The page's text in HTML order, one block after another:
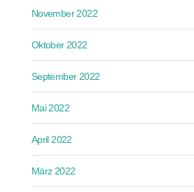
November 2022
Oktober 2022
September 2022
Mai 2022
April 2022
März 2022